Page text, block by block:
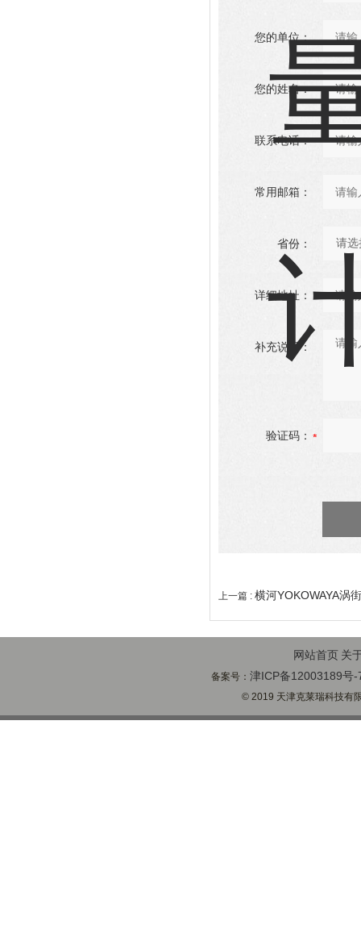
您的单位：
您的姓名：
联系电话：
常用邮箱：
省份：
详细地址：
补充说明：
验证码：
上一篇 : 横河YOKOWAYA涡
网站首页 关
备案号：津ICP备12003189号-
© 2019 天津克莱瑞科技有